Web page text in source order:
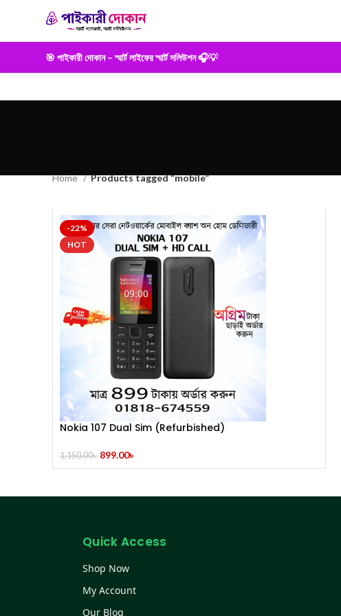
🎯 পাইকারী দোকান – স্মার্ট লাইফের স্মার্ট সলিউশন 🎧💡
Home
Products tagged “mobile”
-22%
HOT
Nokia 107 Dual Sim (Refurbished)
1,150.00৳ 899.00৳
Quick Access
Shop Now
My Account
Our Blog